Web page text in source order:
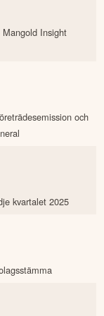
Insight
och
kvartalet 2025